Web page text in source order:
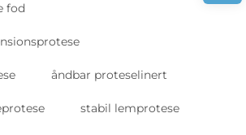
fod
åndbar proteselinert
stabil lemprotese